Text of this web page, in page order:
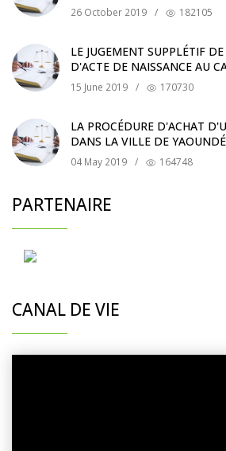
26 October 2019 / 182105
LE JUGEMENT SUPPLÉTIF
D'ACTE DE NAISSANCE AU
15 June 2019 / 170730
LA PROCÉDURE D'ACHAT
DANS LA VILLE DE YAOUNDÉ
04 May 2019 / 164748
PARTENAIRE
CANAL DE VIE